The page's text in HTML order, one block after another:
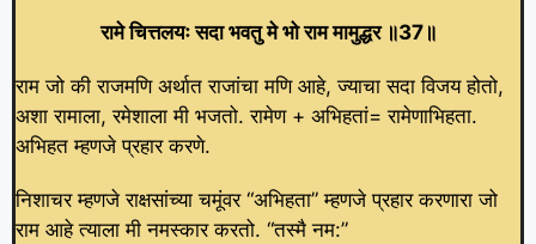
रामे चित्तलयः सदा भवतु मे भो राम मामुद्धर ॥37॥
राम जो की राजमणि अर्थात राजांचा मणि आहे, ज्याचा सदा विजय होतो,
अशा रामाला, रमेशाला मी भजतो. रामेण + अभिहतां= रामेणाभिहता.
अभिहत म्हणजे प्रहार करणे.
निशाचर म्हणजे राक्षसांच्या चमूंवर “अभिहता” म्हणजे प्रहार करणारा जो
राम आहे त्याला मी नमस्कार करतो. “तस्मै नम:”